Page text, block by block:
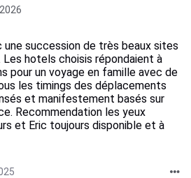
succession de très beaux sites
hotels choisis répondaient à
pour un voyage en famille avec de
les timings des déplacements
et manifestement basés sur
Recommendation les yeux
et Eric toujours disponible et à